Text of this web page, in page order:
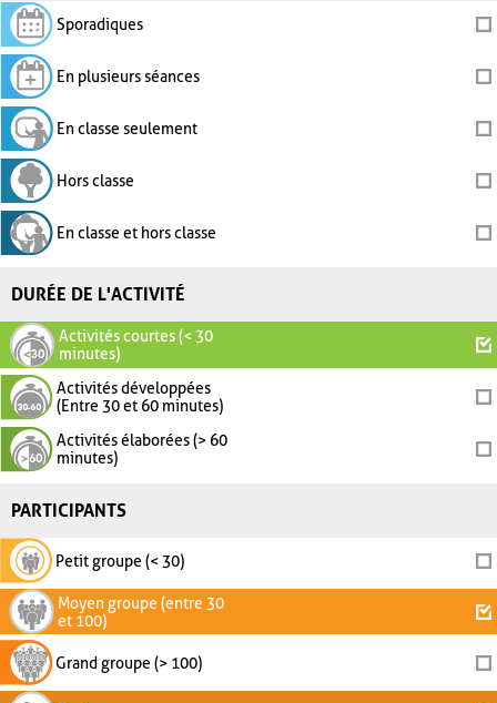
Sporadiques
En plusieurs séances
En classe seulement
Hors classe
En classe et hors classe
DURÉE DE L'ACTIVITÉ
Activités courtes (< 30
minutes)
Activités développées
(Entre 30 et 60 minutes)
Activités élaborées (> 60
minutes)
PARTICIPANTS
Petit groupe (< 30)
Moyen groupe (entre 30
et 100)
Grand groupe (> 100)